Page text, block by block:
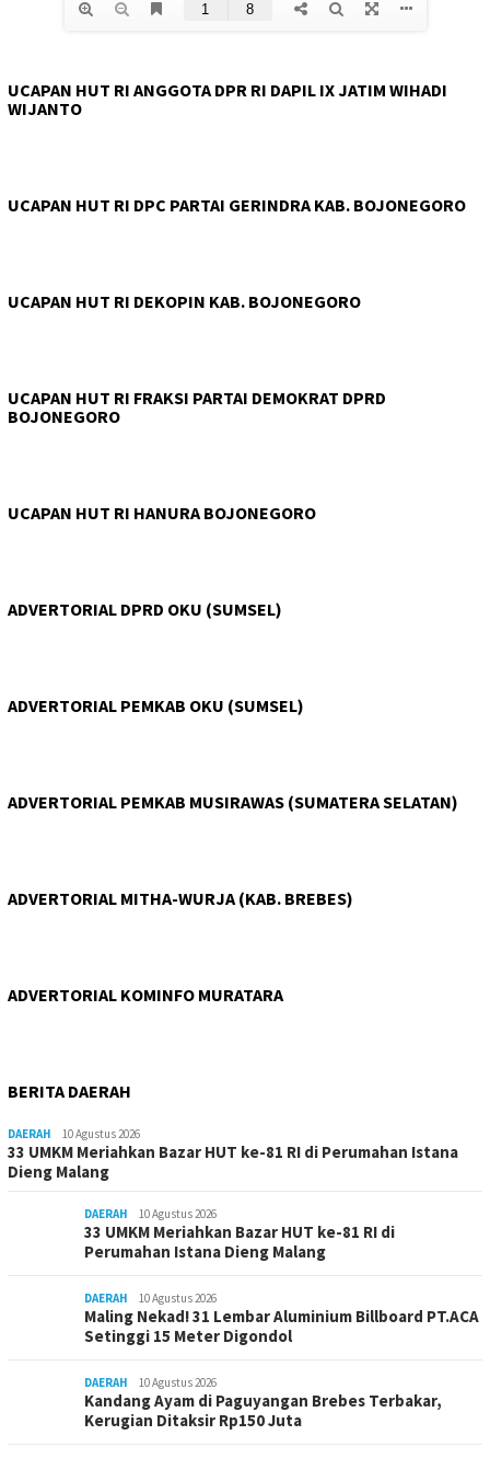
UCAPAN HUT RI ANGGOTA DPR RI DAPIL IX JATIM WIHADI
WIJANTO
UCAPAN HUT RI DPC PARTAI GERINDRA KAB. BOJONEGORO
UCAPAN HUT RI DEKOPIN KAB. BOJONEGORO
UCAPAN HUT RI FRAKSI PARTAI DEMOKRAT DPRD
BOJONEGORO
UCAPAN HUT RI HANURA BOJONEGORO
ADVERTORIAL DPRD OKU (SUMSEL)
ADVERTORIAL PEMKAB OKU (SUMSEL)
ADVERTORIAL PEMKAB MUSIRAWAS (SUMATERA SELATAN)
ADVERTORIAL MITHA-WURJA (KAB. BREBES)
ADVERTORIAL KOMINFO MURATARA
BERITA DAERAH
DAERAH 10 Agustus 2026
33 UMKM Meriahkan Bazar HUT ke-81 RI di Perumahan Istana
Dieng Malang
DAERAH 10 Agustus 2026
33 UMKM Meriahkan Bazar HUT ke-81 RI di
Perumahan Istana Dieng Malang
DAERAH 10 Agustus 2026
Maling Nekad! 31 Lembar Aluminium Billboard PT.ACA
Setinggi 15 Meter Digondol
DAERAH 10 Agustus 2026
Kandang Ayam di Paguyangan Brebes Terbakar,
Kerugian Ditaksir Rp150 Juta